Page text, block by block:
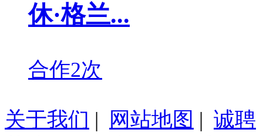
休·格兰...
合作2次
关于我们 | 网站地图 | 诚聘